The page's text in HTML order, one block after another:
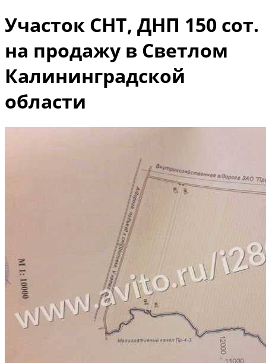
Участок СНТ, ДНП 150 сот.
на продажу в Светлом
Калининградской
области